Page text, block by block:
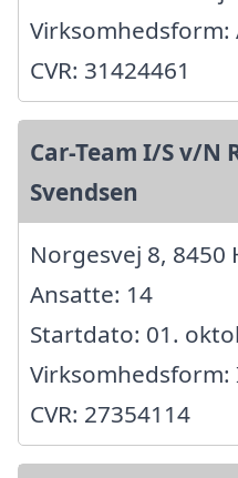
Virksomhedsform:
CVR: 31424461
Car-Team I/S v/N
Svendsen
Norgesvej 8, 8450
Ansatte: 14
Startdato: 01.
CVR: 27354114